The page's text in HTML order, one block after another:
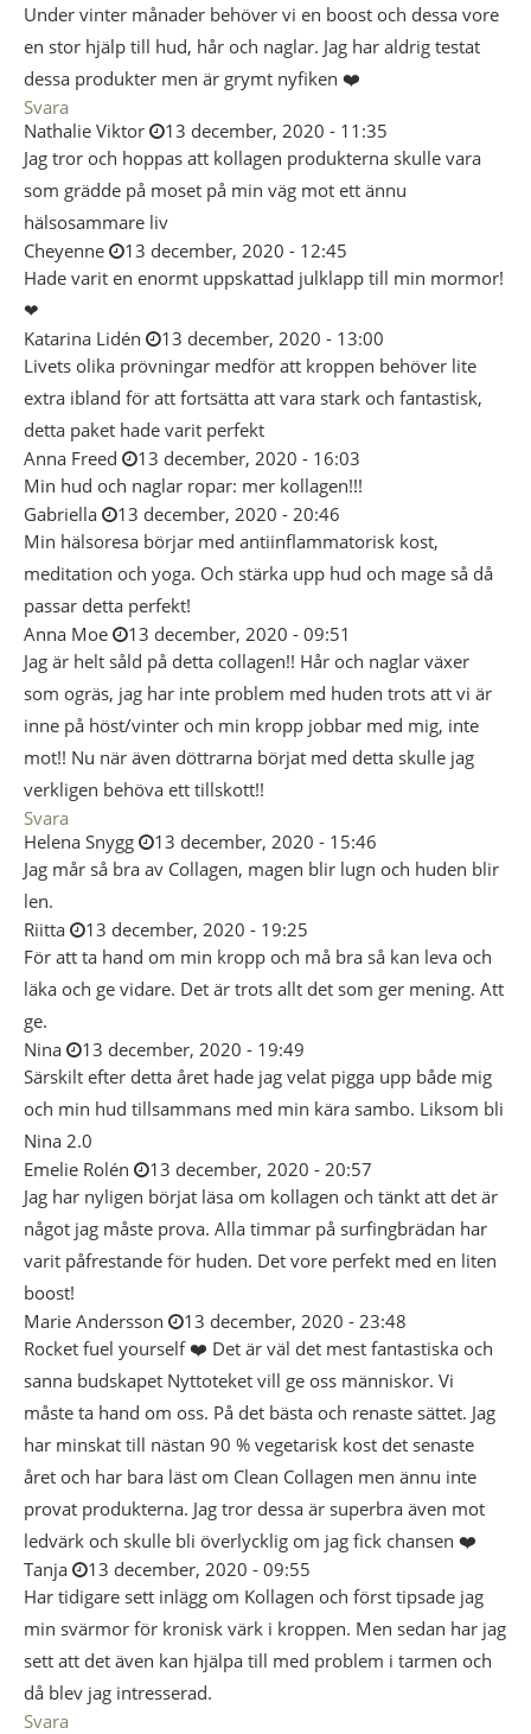
Under vinter månader behöver vi en boost och dessa vore
en stor hjälp till hud, hår och naglar. Jag har aldrig testat
dessa produkter men är grymt nyfiken ❤️
Svara
Nathalie Viktor
13 december, 2020 - 11:35
Jag tror och hoppas att kollagen produkterna skulle vara
som grädde på moset på min väg mot ett ännu
hälsosammare liv
Cheyenne
13 december, 2020 - 12:45
Hade varit en enormt uppskattad julklapp till min mormor!
❤
Katarina Lidén
13 december, 2020 - 13:00
Livets olika prövningar medför att kroppen behöver lite
extra ibland för att fortsätta att vara stark och fantastisk,
detta paket hade varit perfekt
Anna Freed
13 december, 2020 - 16:03
Min hud och naglar ropar: mer kollagen!!!
Gabriella
13 december, 2020 - 20:46
Min hälsoresa börjar med antiinflammatorisk kost,
meditation och yoga. Och stärka upp hud och mage så då
passar detta perfekt!
Anna Moe
13 december, 2020 - 09:51
Jag är helt såld på detta collagen!! Hår och naglar växer
som ogräs, jag har inte problem med huden trots att vi är
inne på höst/vinter och min kropp jobbar med mig, inte
mot!! Nu när även döttrarna börjat med detta skulle jag
verkligen behöva ett tillskott!!
Svara
Helena Snygg
13 december, 2020 - 15:46
Jag mår så bra av Collagen, magen blir lugn och huden blir
len.
Riitta
13 december, 2020 - 19:25
För att ta hand om min kropp och må bra så kan leva och
läka och ge vidare. Det är trots allt det som ger mening. Att
ge.
Nina
13 december, 2020 - 19:49
Särskilt efter detta året hade jag velat pigga upp både mig
och min hud tillsammans med min kära sambo. Liksom bli
Nina 2.0
Emelie Rolén
13 december, 2020 - 20:57
Jag har nyligen börjat läsa om kollagen och tänkt att det är
något jag måste prova. Alla timmar på surfingbrädan har
varit påfrestande för huden. Det vore perfekt med en liten
boost!
Marie Andersson
13 december, 2020 - 23:48
Rocket fuel yourself ❤️ Det är väl det mest fantastiska och
sanna budskapet Nyttoteket vill ge oss människor. Vi
måste ta hand om oss. På det bästa och renaste sättet. Jag
har minskat till nästan 90 % vegetarisk kost det senaste
året och har bara läst om Clean Collagen men ännu inte
provat produkterna. Jag tror dessa är superbra även mot
ledvärk och skulle bli överlycklig om jag fick chansen ❤️
Tanja
13 december, 2020 - 09:55
Har tidigare sett inlägg om Kollagen och först tipsade jag
min svärmor för kronisk värk i kroppen. Men sedan har jag
sett att det även kan hjälpa till med problem i tarmen och
då blev jag intresserad.
Svara